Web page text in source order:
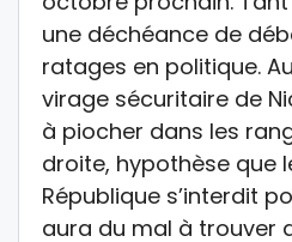
une déchéance de
ratages en politique.
virage sécuritaire de
à piocher dans les
droite, hypothèse que
République s’interdit
aura du mal à trouver